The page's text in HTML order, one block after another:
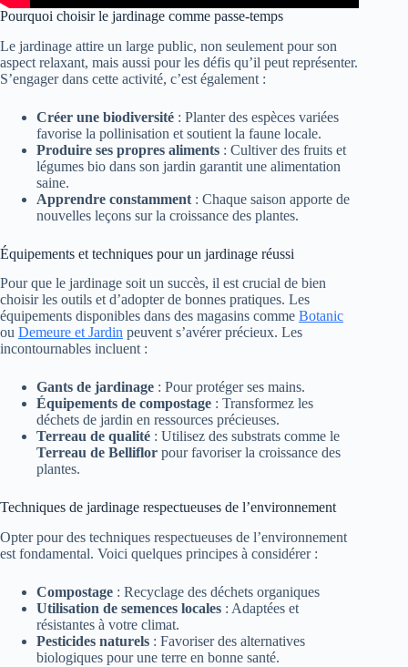
Pourquoi choisir le jardinage comme passe-temps
Le jardinage attire un large public, non seulement pour son
aspect relaxant, mais aussi pour les défis qu’il peut représenter.
S’engager dans cette activité, c’est également :
Créer une biodiversité : Planter des espèces variées
favorise la pollinisation et soutient la faune locale.
Produire ses propres aliments : Cultiver des fruits et
légumes bio dans son jardin garantit une alimentation
saine.
Apprendre constamment : Chaque saison apporte de
nouvelles leçons sur la croissance des plantes.
Équipements et techniques pour un jardinage réussi
Pour que le jardinage soit un succès, il est crucial de bien
choisir les outils et d’adopter de bonnes pratiques. Les
équipements disponibles dans des magasins comme Botanic
ou Demeure et Jardin peuvent s’avérer précieux. Les
incontournables incluent :
Gants de jardinage : Pour protéger ses mains.
Équipements de compostage : Transformez les
déchets de jardin en ressources précieuses.
Terreau de qualité : Utilisez des substrats comme le
Terreau de Belliflor pour favoriser la croissance des
plantes.
Techniques de jardinage respectueuses de l’environnement
Opter pour des techniques respectueuses de l’environnement
est fondamental. Voici quelques principes à considérer :
Compostage : Recyclage des déchets organiques
Utilisation de semences locales : Adaptées et
résistantes à votre climat.
Pesticides naturels : Favoriser des alternatives
biologiques pour une terre en bonne santé.